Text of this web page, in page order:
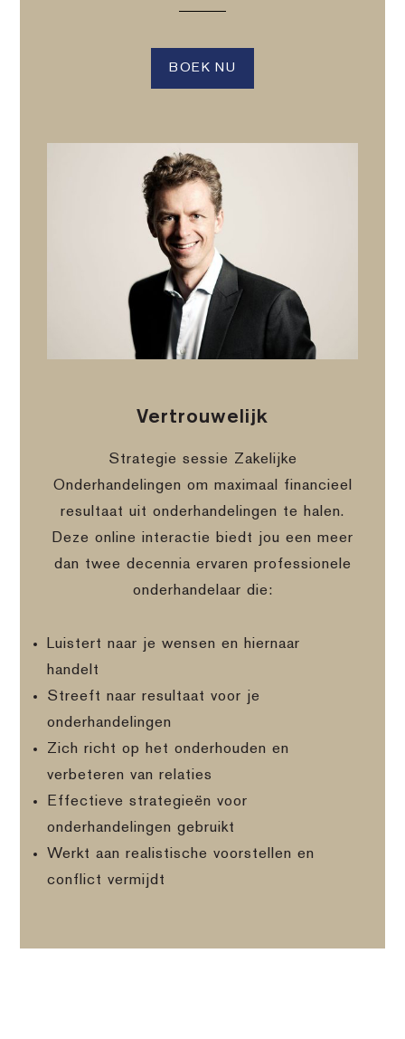
BOEK NU
Vertrouwelijk
Strategie sessie Zakelijke
Onderhandelingen om maximaal financieel
resultaat uit onderhandelingen te halen.
Deze online interactie biedt jou een meer
dan twee decennia ervaren professionele
onderhandelaar die:
Luistert naar je wensen en hiernaar
handelt
Streeft naar resultaat voor je
onderhandelingen
Zich richt op het onderhouden en
verbeteren van relaties
Effectieve strategieën voor
onderhandelingen gebruikt
Werkt aan realistische voorstellen en
conflict vermijdt